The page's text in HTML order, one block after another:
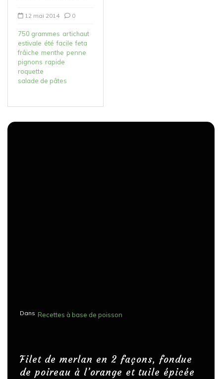
12 mai 2014 0
750 grammes artichaut
estivale été facile feta
frâiche menthe penne
pignons rapide
roquette
salade de pâtes
Dans Recettes à base de poisson
Filet de merlan en 2 façons, fondue
de poireau à l’orange et tuile épicée